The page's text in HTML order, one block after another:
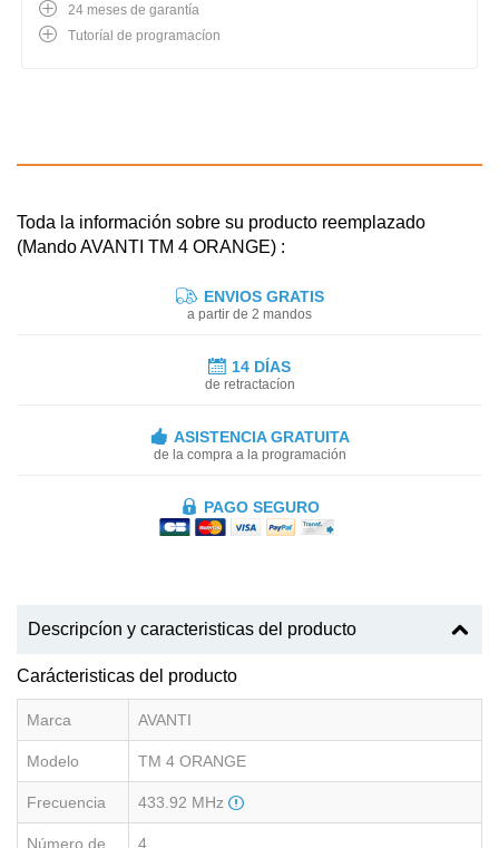
24 meses de garantía
Tutoríal de programacíon
Toda la información sobre su producto reemplazado
(Mando AVANTI TM 4 ORANGE) :
ENVIOS GRATIS
a partir de 2 mandos
14 DÍAS
de retractacíon
ASISTENCIA GRATUITA
de la compra a la programación
PAGO SEGURO
Descripcíon y caracteristicas del producto
Carácteristicas del producto
Marca AVANTI
Modelo TM 4 ORANGE
Frecuencia 433.92 MHz
Número de
4